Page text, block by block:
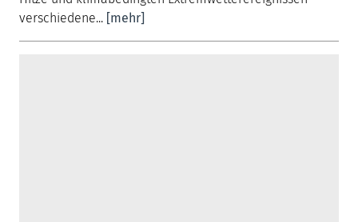
verschiedene... [mehr]